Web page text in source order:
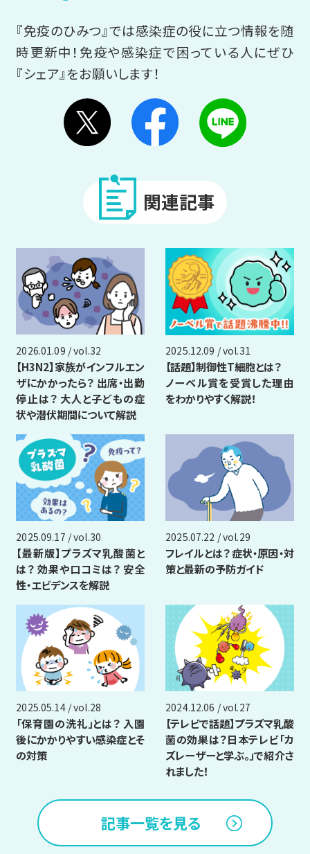
『免疫のひみつ』では感染症の役に立つ情報を随
時更新中！ 免疫や感染症で困っている人にぜひ
『シェア』をお願いします！
関連記事
2026.01.09 / vol.32
【H3N2】家族がインフルエン
ザにかかったら？ 出席・出勤
停止は？ 大人と子どもの症
状や潜伏期間について解説
2025.12.09 / vol.31
【話題】制御性T細胞とは？
ノーベル賞を受賞した理由
をわかりやすく解説！
2025.09.17 / vol.30
【最新版】プラズマ乳酸菌と
は？ 効果や口コミは？ 安全
性・エビデンスを解説
2025.07.22 / vol.29
フレイルとは？ 症状・原因・対
策と最新の予防ガイド
2025.05.14 / vol.28
「保育園の洗礼」とは？ 入園
後にかかりやすい感染症とそ
の対策
2024.12.06 / vol.27
【テレビで話題】プラズマ乳酸
菌の効果は？日本テレビ「カ
ズレーザーと学ぶ。」で紹介さ
れました！
記事一覧を見る